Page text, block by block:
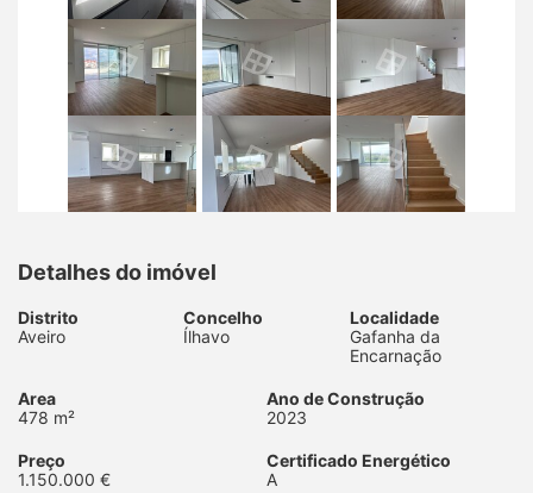
Detalhes do imóvel
Distrito
Aveiro
Concelho
Ílhavo
Localidade
Gafanha da
Encarnação
Area
478 m²
Ano de Construção
2023
Preço
1.150.000 €
Certificado Energético
A